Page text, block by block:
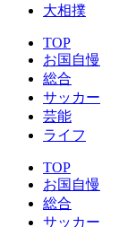
大相撲
TOP
お国自慢
総合
サッカー
芸能
ライフ
TOP
お国自慢
総合
サッカー